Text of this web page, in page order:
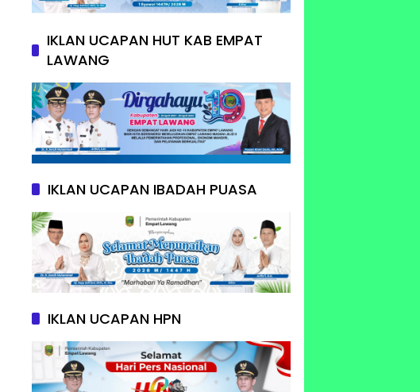
IKLAN UCAPAN HUT KAB EMPAT
LAWANG
IKLAN UCAPAN IBADAH PUASA
IKLAN UCAPAN HPN